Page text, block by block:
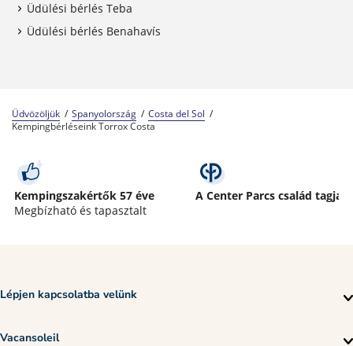
Üdülési bérlés Teba
Üdülési bérlés Benahavís
Üdvözöljük Spanyolország
Costa del Sol
Kempingbérléseink Torrox Costa
Kempingszakértők 57 éve
Megbízható és tapasztalt
A Center Parcs család tagja
Lépjen kapcsolatba velünk
Vacansoleil